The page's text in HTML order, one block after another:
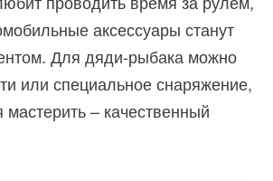
аксессуары станут
Для дяди-рыбака можно
или специальное снаряжение,
– качественный